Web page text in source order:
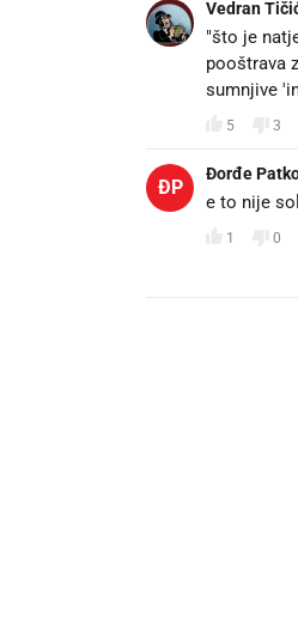
Vedran
"što je
pooštrava
sumnjive
5 3
ĐP
Đorđe
e to nije
1 0